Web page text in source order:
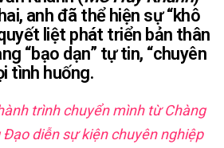
anh đã thể hiện sự “khô
liệt phát triển bản thân
“bạo dạn” tự tin, “chuyên
tình huống.
trình chuyển mình từ Chàng
Đạo diễn sự kiện chuyên nghiệp